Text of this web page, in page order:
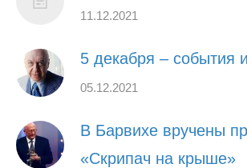
11.12.2021
5 декабря – события
05.12.2021
В Барвихе вручены
«Скрипач на крыше»